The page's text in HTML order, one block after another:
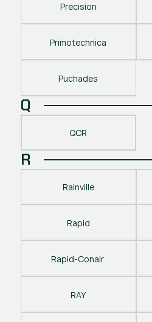
Precision
Primotechnica
Puchades
Q
QCR
R
Rainville
Rapid
Rapid-Conair
RAY